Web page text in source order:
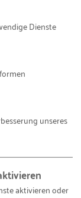
–
alles um
starken
Dienste
unseres
aktivieren oder